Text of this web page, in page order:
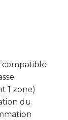
compatible
1 zone)
du